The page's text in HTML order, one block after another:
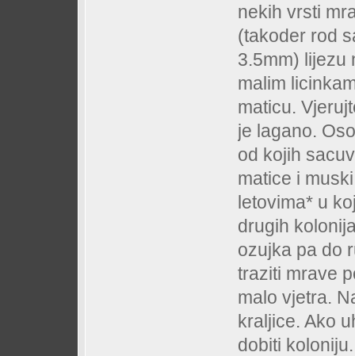
nekih vrsti
(takoder rod
3.5mm) lijezu
malim
maticu.
je lagano.
od kojih
matice i
letovima* u
drugih
ozujka pa do
traziti mrave
malo vjetra.
kraljice. Ako
dobiti